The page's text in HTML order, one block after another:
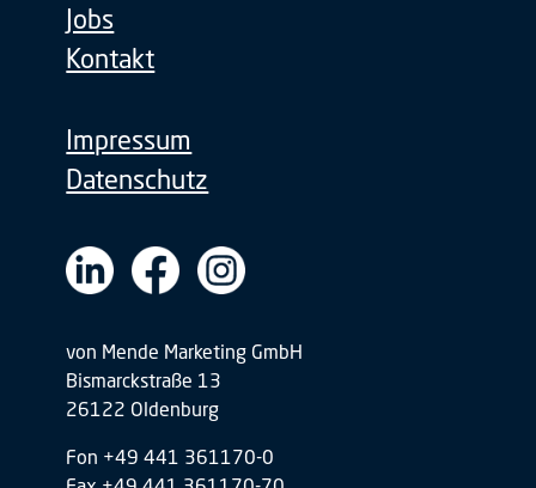
von Mende Marketing GmbH
Bismarckstraße 13
26122 Oldenburg
Fon +49 441 361170-0
Jobs
Kontakt
Impressum
Datenschutz